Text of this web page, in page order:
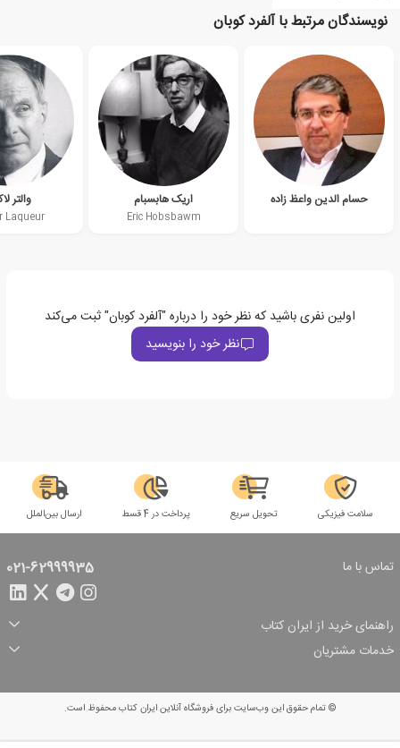
نویسندگان مرتبط با آلفرد کوبان
حسام الدین واعظ زاده اریک هابسبام
Eric Hobsbawm
والتر
Laqueur
اولین نفری باشید که نظر خود را درباره "آلفرد کوبان" ثبت می‌کند
نظر خود را بنویسید
سلامت فیزیکی تحویل سریع پرداخت در 4 قسط ارسال بین‌الملل
تماس با ما 021-62999935
راهنمای خرید از ایران کتاب
ثبت سفارش
شرایط ارسال سفارش
شیوه پرداخت
تخفیف‌های خرید
خدمات مشتریان
© تمام حقوق این وب‌سایت برای فروشگاه آنلاین ایران کتاب محفوظ است.